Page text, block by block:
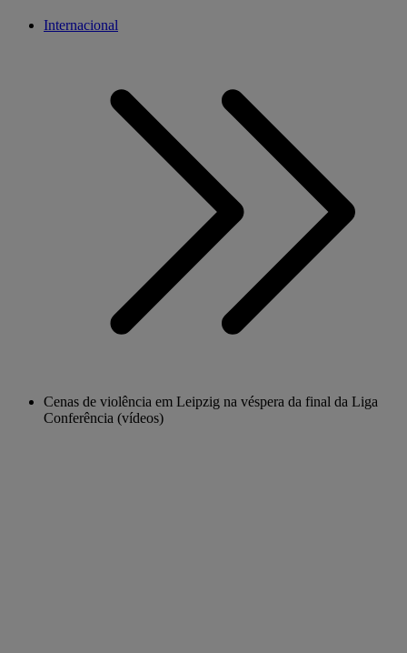
Internacional
Cenas de violência em Leipzig na véspera da final da Liga
Conferência (vídeos)